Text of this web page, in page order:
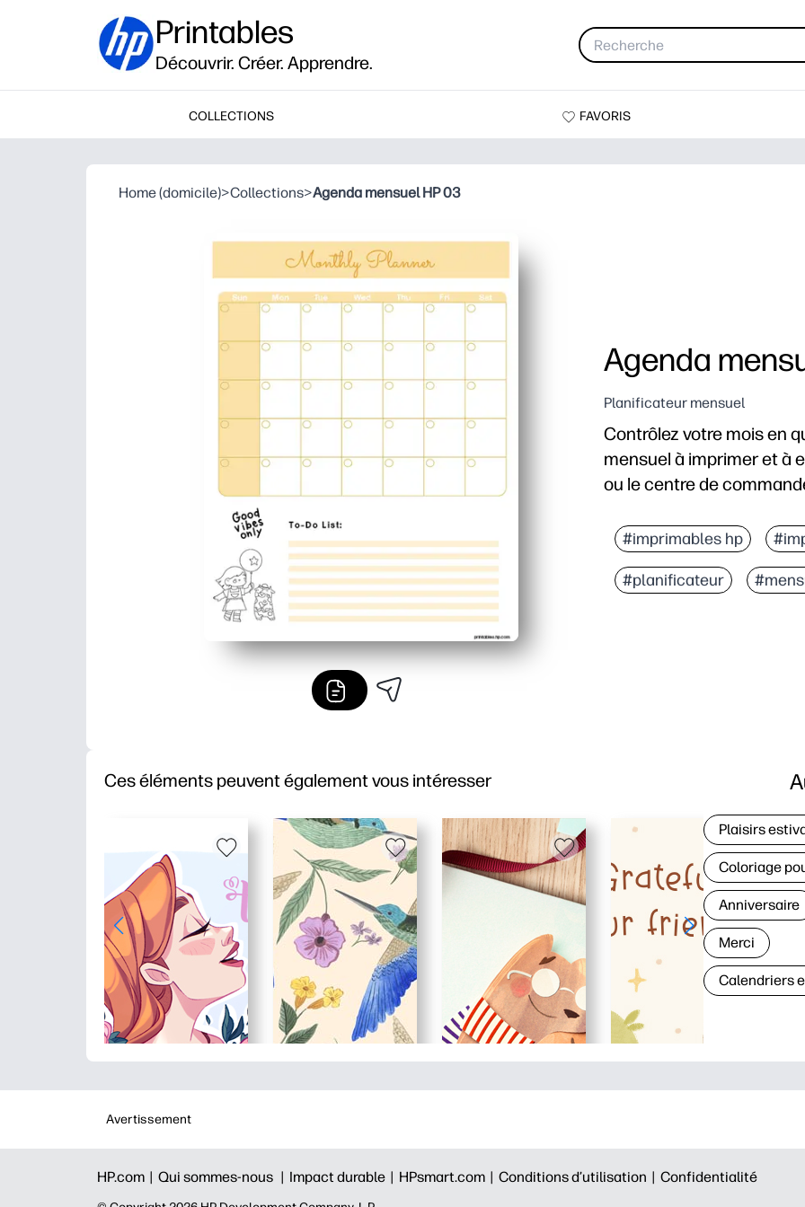
Printables
Découvrir. Créer. Apprendre.
COLLECTIONS FAVORIS
Home (domicile)>Collections>Agenda mensuel HP 03
Agenda
Planificateur mensuel
Contrôlez votre mois en
mensuel à imprimer et à
ou le centre de
Prêt en un clin d'œil :
Non daté et
Disposition spacieuse
#imprimables hp
#planificateur
Ces éléments peuvent également vous intéresser
Plaisirs
Coloriage
Anniversaire
Merci
Calendriers
Avertissement
HP.com | Qui sommes-nous | Impact durable | HPsmart.com | Conditions d’utilisation | Confidentialité